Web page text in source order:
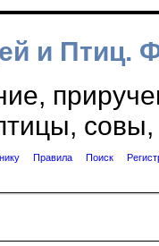
и Птиц.
совы,
Правила Поиск